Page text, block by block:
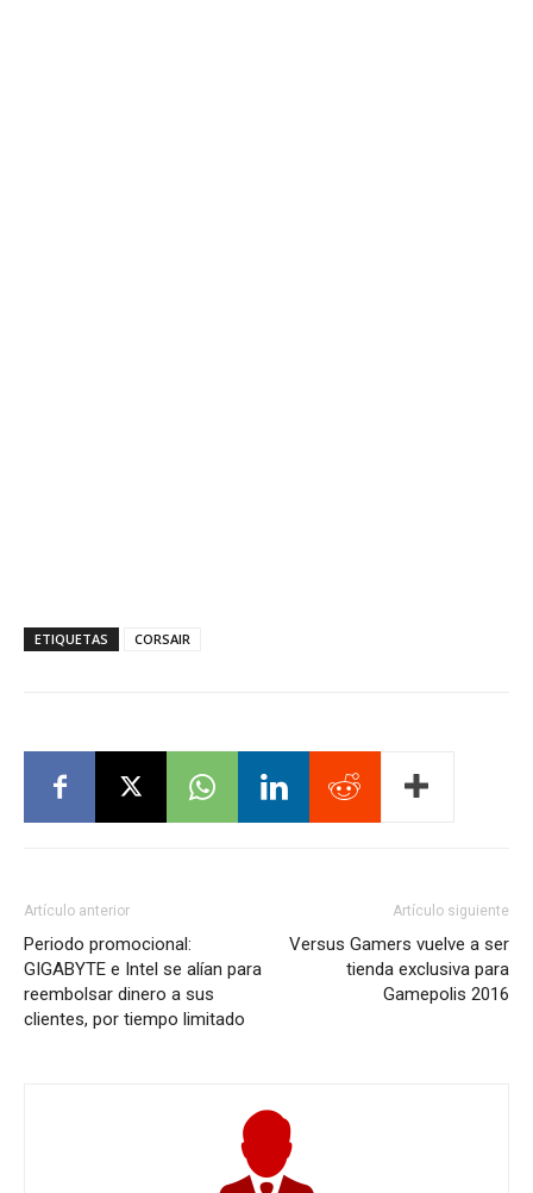
ETIQUETAS CORSAIR
Artículo anterior
Periodo promocional:
GIGABYTE e Intel se alían para
reembolsar dinero a sus
clientes, por tiempo limitado
Artículo siguiente
Versus Gamers vuelve a ser
tienda exclusiva para
Gamepolis 2016